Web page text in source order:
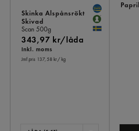
Skinka Alspånsrökt
Skivad
Scan 500g
343,97 kr/låda
Inkl. moms
Jmf.pris 137,58 kr/ kg